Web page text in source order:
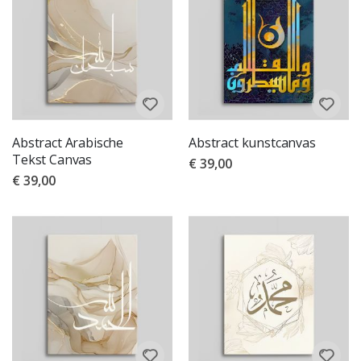
Abstract Arabische
Tekst Canvas
€ 39,00
Abstract kunstcanvas
€ 39,00